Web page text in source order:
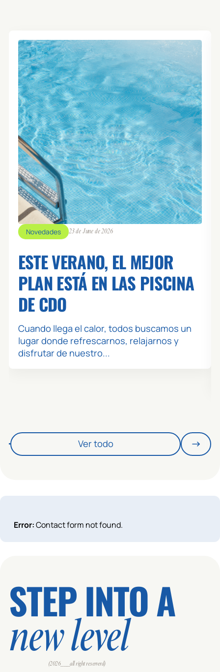
Novedades 23 de June de 2026
ESTE VERANO, EL MEJOR
PLAN ESTÁ EN LAS PISCINA
DE CDO
Cuando llega el calor, todos buscamos un
lugar donde refrescarnos, relajarnos y
disfrutar de nuestro...
Ver todo
Error:Contact form not found.
STEP INTO A
new level
(2026___all right reserverd)